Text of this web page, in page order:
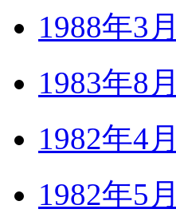
1988年3
1983年8
1982年4
1982年5